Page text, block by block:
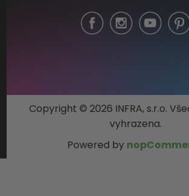
Copyright © 2026 INFRA, s.r.o.
vyhrazena.
Powered by